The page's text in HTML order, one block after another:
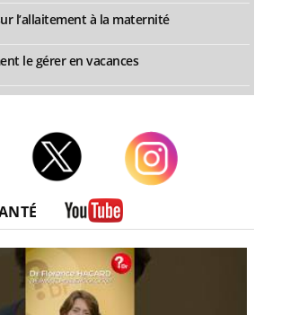
l’allaitement à la maternité
le gérer en vacances